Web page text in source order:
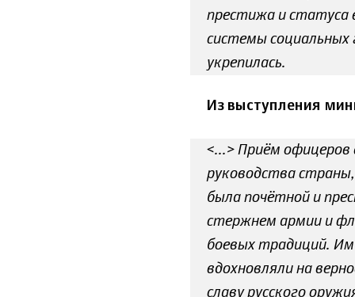
престижа и статуса
системы социальных
укрепилась.
Из выступления
<...> Приём офицеров
руководства
была почётной и
стержнем армии и
боевых традиций. Им
вдохновляли на
славу русского